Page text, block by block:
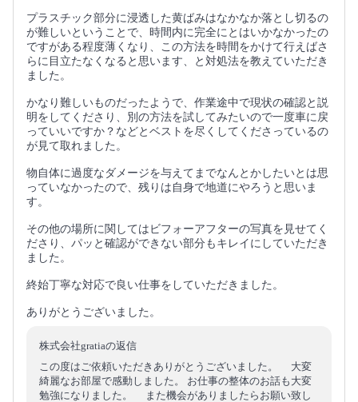
プラスチック部分に浸透した黄ばみはなかなか落とし切るの
が難しいということで、時間内に完全にとはいかなかったの
ですがある程度薄くなり、この方法を時間をかけて行えばさ
らに目立たなくなると思います、と対処法を教えていただき
ました。
かなり難しいものだったようで、作業途中で現状の確認と説
明をしてくださり、別の方法を試してみたいので一度車に戻
っていいですか？などとベストを尽くしてくださっているの
が見て取れました。
物自体に過度なダメージを与えてまでなんとかしたいとは思
っていなかったので、残りは自身で地道にやろうと思いま
す。
その他の場所に関してはビフォーアフターの写真を見せてく
ださり、パッと確認ができない部分もキレイにしていただき
ました。
終始丁寧な対応で良い仕事をしていただきました。
ありがとうございました。
株式会社gratiaの返信
この度はご依頼いただきありがとうございました。 大変
綺麗なお部屋で感動しました。 お仕事の整体のお話も大変
勉強になりました。 また機会がありましたらお願い致し